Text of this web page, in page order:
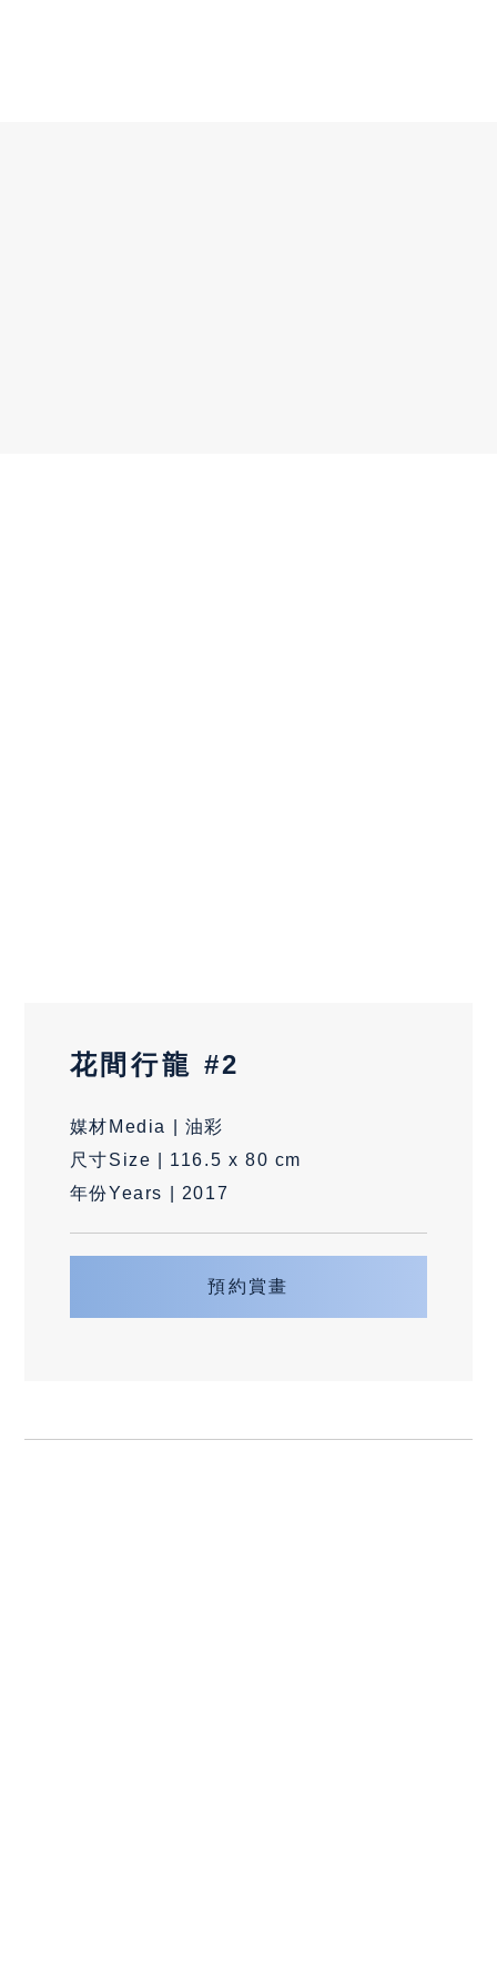
花間行龍 #2
媒材Media | 油彩
尺寸Size | 116.5 x 80 cm
年份Years | 2017
預約賞畫